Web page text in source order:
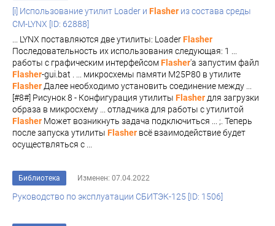
[i] Использование утилит Loader и Flasher из состава среды
CM-LYNX [ID: 62888]
... LYNX поставляются две утилиты: LoaderFlasher
Последовательность их использования следующая: 1 ...
работы с графическим интерфейсомFlasher'a запустим файл
Flasher-gui.bat . ... микросхемы памяти M25P80 в утилите
Flasher Далее необходимо установить соединение между ...
[#8#] Рисунок 8 - Конфигурация утилиты Flasher для загрузки
образа в микросхему ... отладчика для работы с утилитой
Flasher Может возникнуть задача подключиться ... ;. Теперь
после запуска утилиты Flasher всё взаимодействие будет
осуществляться с ...
Библиотека Изменен: 07.04.2022
Руководство по эксплуатации СБИТЭК-125 [ID: 1506]